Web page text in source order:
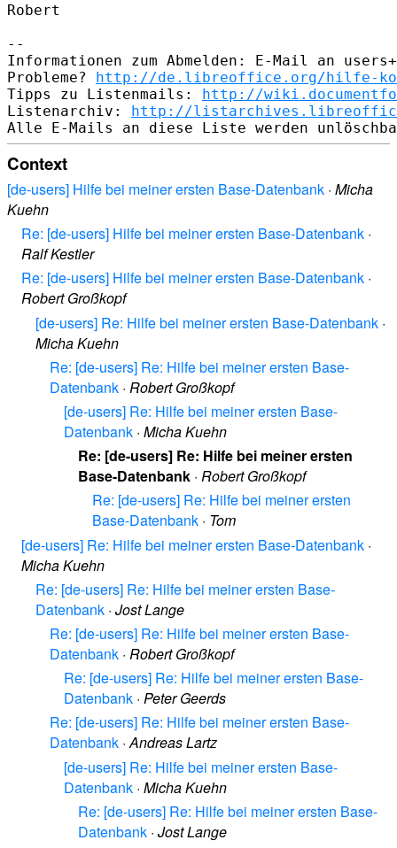
Robert
--
Informationen zum Abmelden: E-Mail an
Probleme? http://de.libreoffice.org/hilfe-
Tipps zu Listenmails: http://
Listenarchiv: http://
Context
[de-users] Hilfe bei meiner ersten Base-Datenbank · Micha
Kuehn
Re: [de-users] Hilfe bei meiner ersten Base-Datenbank ·
Ralf Kestler
Re: [de-users] Hilfe bei meiner ersten Base-Datenbank ·
Robert Großkopf
[de-users] Re: Hilfe bei meiner ersten Base-Datenbank ·
Micha Kuehn
Re: [de-users] Re: Hilfe bei meiner ersten Base-
Datenbank · Robert Großkopf
[de-users] Re: Hilfe bei meiner ersten Base-
Datenbank · Micha Kuehn
Re: [de-users] Re: Hilfe bei meiner ersten
Base-Datenbank · Robert Großkopf
Re: [de-users] Re: Hilfe bei meiner ersten
Base-Datenbank · Tom
[de-users] Re: Hilfe bei meiner ersten Base-Datenbank ·
Micha Kuehn
Re: [de-users] Re: Hilfe bei meiner ersten Base-
Datenbank · Jost Lange
Re: [de-users] Re: Hilfe bei meiner ersten Base-
Datenbank · Robert Großkopf
Re: [de-users] Re: Hilfe bei meiner ersten Base-
Datenbank · Peter Geerds
Re: [de-users] Re: Hilfe bei meiner ersten Base-
Datenbank ·Andreas Lartz
[de-users] Re: Hilfe bei meiner ersten Base-
Datenbank · Micha Kuehn
Re: [de-users] Re: Hilfe bei meiner ersten Base-
Datenbank · Jost Lange